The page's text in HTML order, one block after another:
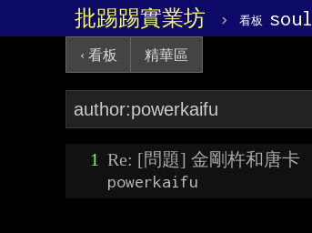
批踢踢實業坊 › 看板 soul
‹ 看板 精華區
1 Re: [問題] 金剛杵和唐卡
powerkaifu